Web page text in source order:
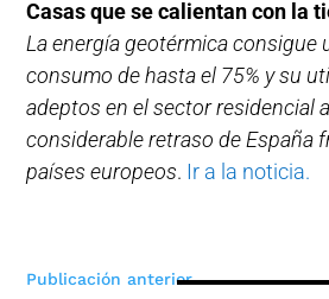
Casas que se calientan con la
La energía geotérmica consigue
consumo de hasta el 75% y su
adeptos en el sector residencial
considerable retraso de España
países europeos. Ir a la noticia.
Navegación
Publicación anterior